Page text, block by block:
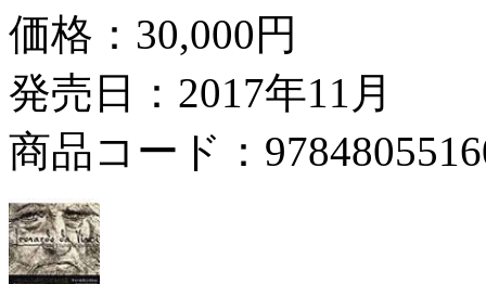
価格： 30,000円
発売日：2017年11月
商品コード：